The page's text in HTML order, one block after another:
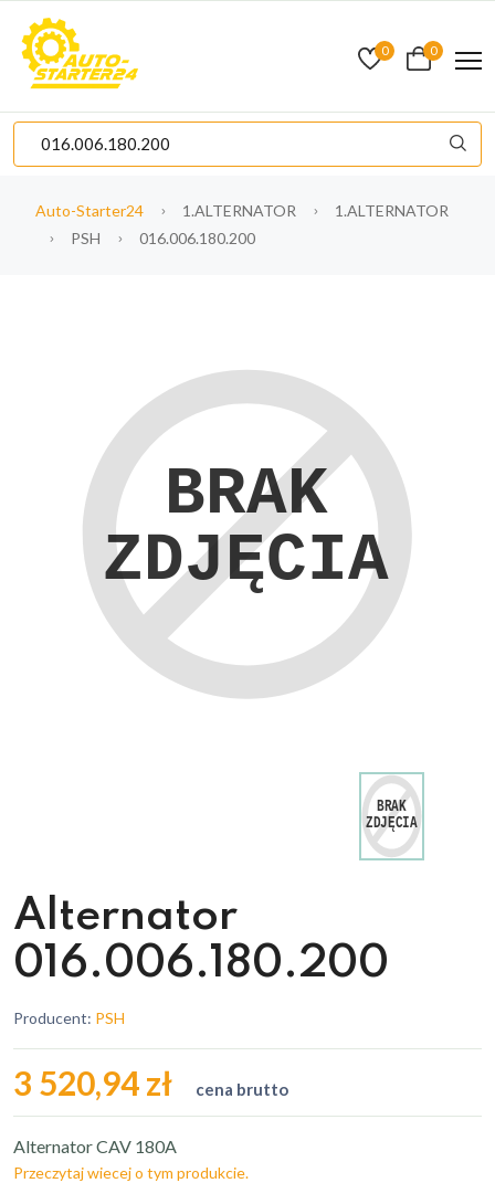
0 0
Auto-Starter24 1.ALTERNATOR
1.ALTERNATOR
PSH
016.006.180.200
Alternator
016.006.180.200
Producent: PSH
3 520,94 zł cena brutto
Alternator CAV 180A
Przeczytaj wiecej o tym produkcie.